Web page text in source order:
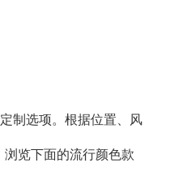
制选项。根据位置、风
览下面的流行颜色款